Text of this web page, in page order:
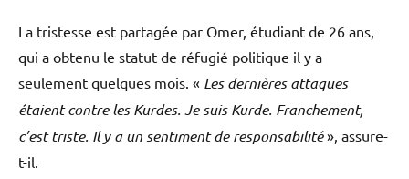
La tristesse est partagée par Omer, étudiant de 26 ans,
qui a obtenu le statut de réfugié politique il y a
seulement quelques mois. « Les dernières attaques
étaient contre les Kurdes. Je suis Kurde. Franchement,
c’est triste. Il y a un sentiment de responsabilité», assure-
t-il.